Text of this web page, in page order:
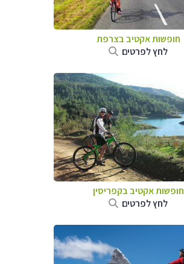
חופשות אקטיב בצרפת
לחץ לפרטים
חופשות אקטיב בקפריסין
לחץ לפרטים